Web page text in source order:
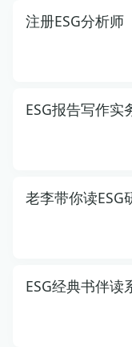
注册ESG分析师
ESG报告写作实
老李带你读ESG
ESG经典书伴读